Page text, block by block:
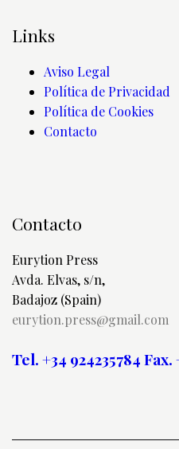
Links
Aviso Legal
Política de Privacidad
Política de Cookies
Contacto
Contacto
Eurytion Press
Avda. Elvas, s/n,
Badajoz (Spain)
eurytion.press@gmail.com
Tel. +34 924235784Fax.